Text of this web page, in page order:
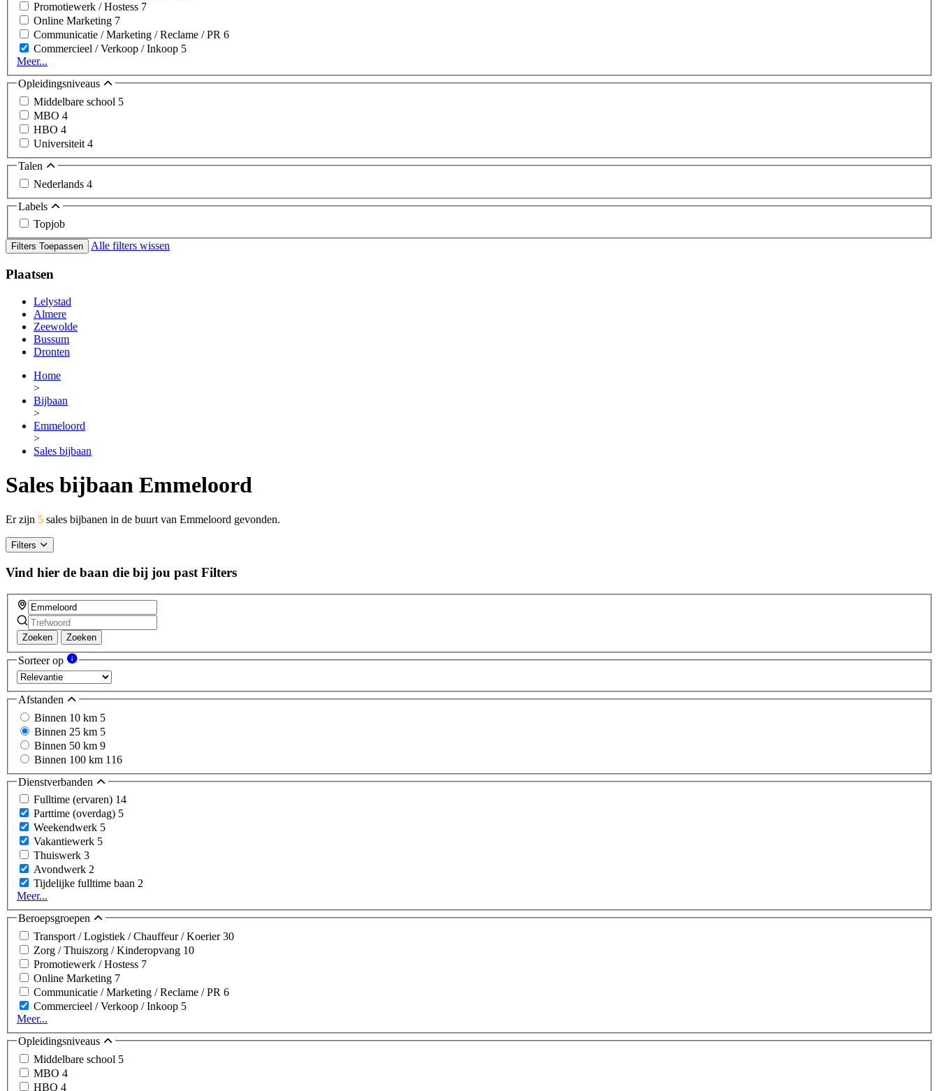
Promotiewerk / Hostess 7
Online Marketing 7
Communicatie / Marketing / Reclame / PR 6
Commercieel / Verkoop / Inkoop 5
Meer...
Opleidingsniveaus
Middelbare school 5
MBO 4
HBO 4
Universiteit 4
Talen
Nederlands 4
Labels
Topjob
Filters Toepassen Alle filters wissen
Plaatsen
Lelystad
Almere
Zeewolde
Bussum
Dronten
Home
>
Bijbaan
>
Emmeloord
>
Sales bijbaan
Sales bijbaan Emmeloord
Er zijn 5 sales bijbanen in de buurt van Emmeloord gevonden.
Filters
Vind hier de baan die bij jou past Filters
Zoeken Zoeken
Sorteer op
Afstanden
Binnen 10 km 5
Binnen 25 km 5
Binnen 50 km 9
Binnen 100 km 116
Dienstverbanden
Fulltime (ervaren) 14
Parttime (overdag) 5
Weekendwerk 5
Vakantiewerk 5
Thuiswerk 3
Avondwerk 2
Tijdelijke fulltime baan 2
Meer...
Beroepsgroepen
Transport / Logistiek / Chauffeur / Koerier30
Zorg / Thuiszorg / Kinderopvang 10
Promotiewerk / Hostess 7
Online Marketing 7
Communicatie / Marketing / Reclame / PR 6
Commercieel / Verkoop / Inkoop 5
Meer...
Opleidingsniveaus
Middelbare school 5
MBO 4
HBO 4